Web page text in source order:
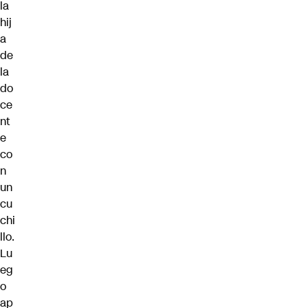
la
hij
a
de
la
do
ce
nt
e
co
n
un
cu
chi
llo.
Lu
eg
o
ap